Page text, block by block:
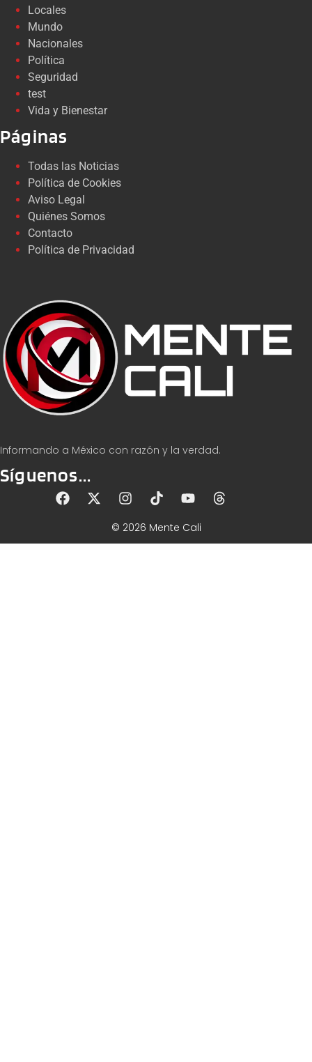
Informando a México con razón y la verdad.
Síguenos...
Locales
Mundo
Nacionales
Política
Seguridad
test
Vida y Bienestar
Páginas
Todas las Noticias
Política de Cookies
Aviso Legal
Quiénes Somos
Contacto
Política de Privacidad
© 2026 Mente Cali